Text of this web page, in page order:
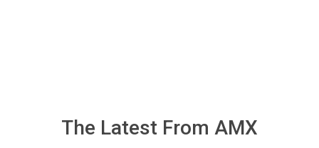
The Latest From AMX